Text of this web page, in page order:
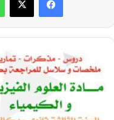
ملخص
وحدة تطور
جملة
مهتزة pdf
للسنة